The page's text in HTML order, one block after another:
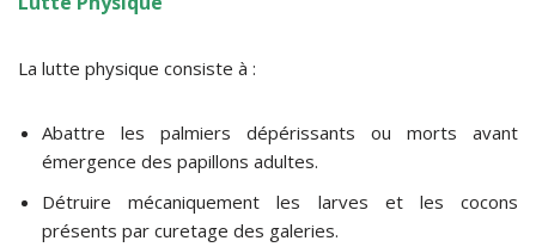
La lutte physique consiste à :
Abattre les palmiers dépérissants ou morts avant
émergence des papillons adultes.
Détruire mécaniquement les larves et les cocons
présents par curetage des galeries.